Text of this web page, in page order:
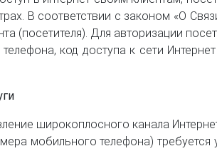
В соответствии с законом «О
Для авторизации
код доступа к сети
широкоплосного канала
мобильного телефона) требуется